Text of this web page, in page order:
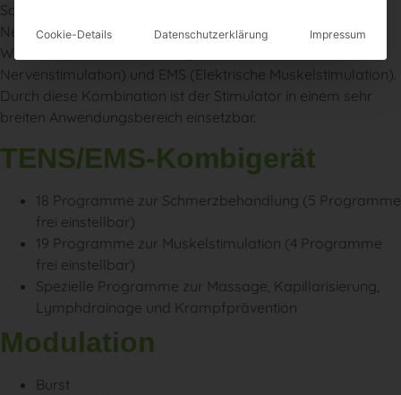
Schmerzbehandlung eingesetzt. Dafür stimuliert es sowohl
Nerven als auch Muskeln und vereinigt somit die
Wirkmechanismen von TEN (Transkutane elektrische
Nervenstimulation) und EMS (Elektrische Muskelstimulation).
Durch diese Kombination ist der Stimulator in einem sehr
breiten Anwendungsbereich einsetzbar.
TENS/EMS-Kombigerät
18 Programme zur Schmerzbehandlung (5 Programme
frei einstellbar)
19 Programme zur Muskelstimulation (4 Programme
frei einstellbar)
Spezielle Programme zur Massage, Kapillarisierung,
Lymphdrainage und Krampfprävention
Modulation
Burst
Cookie-Details Datenschutzerklärung Impressum